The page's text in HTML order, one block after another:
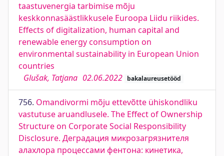
taastuvenergia tarbimise mõju
keskkonnasäästlikkusele Euroopa Liidu riikides.
Effects of digitalization, human capital and
renewable energy consumption on
environmental sustainability in European Union
countries
Glušak, Tatjana 02.06.2022 bakalaureusetööd
756. Omandivormi mõju ettevõtte ühiskondliku
vastutuse aruandlusele. The Effect of Ownership
Structure on Corporate Social Responsibility
Disclosure. Деградация микрозагрязнителя
алахлора процессами фентона: кинетика,